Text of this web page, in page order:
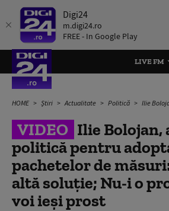
Digi24
m.digi24.ro
FREE - In Google Play
LIVE FM
HOME Știri Actualitate Politică Ilie Bolojan, apel la clasa
VIDEO Ilie Bolojan,
politică pentru
pachetelor de
altă soluție; Nu-i o
voi ieși prost